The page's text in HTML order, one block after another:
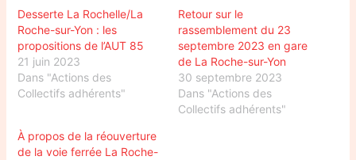
Desserte La Rochelle/La
Roche-sur-Yon : les
propositions de l’AUT 85
21 juin 2023
Dans "Actions des
Collectifs adhérents"
Retour sur le
rassemblement du 23
septembre 2023 en gare
de La Roche-sur-Yon
30 septembre 2023
Dans "Actions des
Collectifs adhérents"
À propos de la réouverture
de la voie ferrée La Roche-